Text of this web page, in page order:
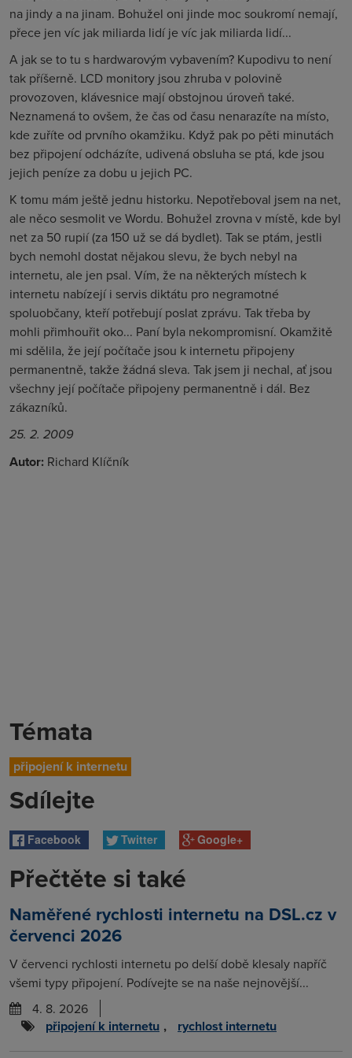
na jindy a na jinam. Bohužel oni jinde moc soukromí nemají,
přece jen víc jak miliarda lidí je víc jak miliarda lidí...
A jak se to tu s hardwarovým vybavením? Kupodivu to není
tak příšerně. LCD monitory jsou zhruba v polovině
provozoven, klávesnice mají obstojnou úroveň také.
Neznamená to ovšem, že čas od času nenarazíte na místo,
kde zuříte od prvního okamžiku. Když pak po pěti minutách
bez připojení odcházíte, udivená obsluha se ptá, kde jsou
jejich peníze za dobu u jejich PC.
K tomu mám ještě jednu historku. Nepotřeboval jsem na net,
ale něco sesmolit ve Wordu. Bohužel zrovna v místě, kde byl
net za 50 rupií (za 150 už se dá bydlet). Tak se ptám, jestli
bych nemohl dostat nějakou slevu, že bych nebyl na
internetu, ale jen psal. Vím, že na některých místech k
internetu nabízejí i servis diktátu pro negramotné
spoluobčany, kteří potřebují poslat zprávu. Tak třeba by
mohli přimhouřit oko... Paní byla nekompromisní. Okamžitě
mi sdělila, že její počítače jsou k internetu připojeny
permanentně, takže žádná sleva. Tak jsem ji nechal, ať jsou
všechny její počítače připojeny permanentně i dál. Bez
zákazníků.
25. 2. 2009
Autor: Richard Klíčník
Témata
připojení k internetu
Sdílejte
Facebook Twitter Google+
Přečtěte si také
Naměřené rychlosti internetu na DSL.cz v
červenci 2026
V červenci rychlosti internetu po delší době klesaly napříč
všemi typy připojení. Podívejte se na naše nejnovější...
4. 8. 2026
připojení k internetu , rychlost internetu